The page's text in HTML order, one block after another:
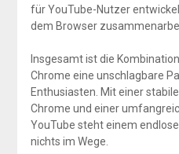
für YouTube-Nutzer
dem Browser
Insgesamt ist die
Chrome eine unschlagbare
Enthusiasten. Mit einer
Chrome und einer
YouTube steht einem
nichts im Wege.